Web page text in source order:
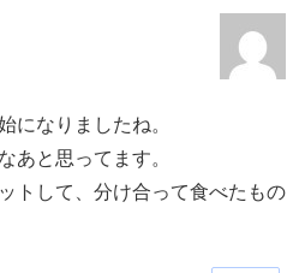
になりましたね。
あと思ってます。
トして、分け合って食べたもの